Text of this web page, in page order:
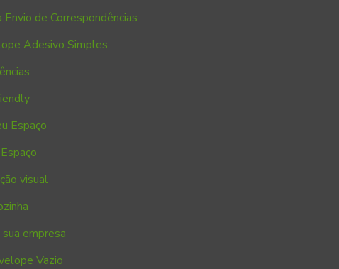
de Correspondências
Adesivo Simples
Espaço
visual
empresa
Vazio